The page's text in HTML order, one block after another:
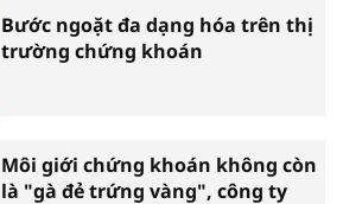
Bước ngoặt đa dạng hóa trên thị
trường chứng khoán
Môi giới chứng khoán không còn
là "gà đẻ trứng vàng", công ty